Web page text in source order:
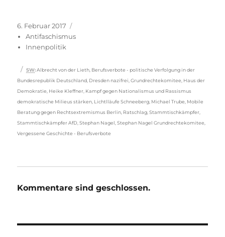
Veröffentlicht
am
6. Februar 2017
Antifaschismus
Innenpolitik
Schlagwörter
SW: Albrecht von der Lieth Berufsverbote - politische Verfolgung in der
Bundesrepublik Deutschland Dresden nazifrei ,Grundrechtekomitee Haus der
Demokratie Heike Kleffner Kampf gegen Nationalismus und Rassismus
demokratische Milieus stärken Lichtlläufe Schneeberg Michael Trube Mobile
Beratung gegen Rechtsextremismus Berlin Ratschlag ,Stammtischkämpfer
Stammtischkämpfer AfD ,Stephan Nagel ,Stephan Nagel Grundrechtekomitee
Vergessene Geschichte - Berufsverbote
Kommentare sind geschlossen.